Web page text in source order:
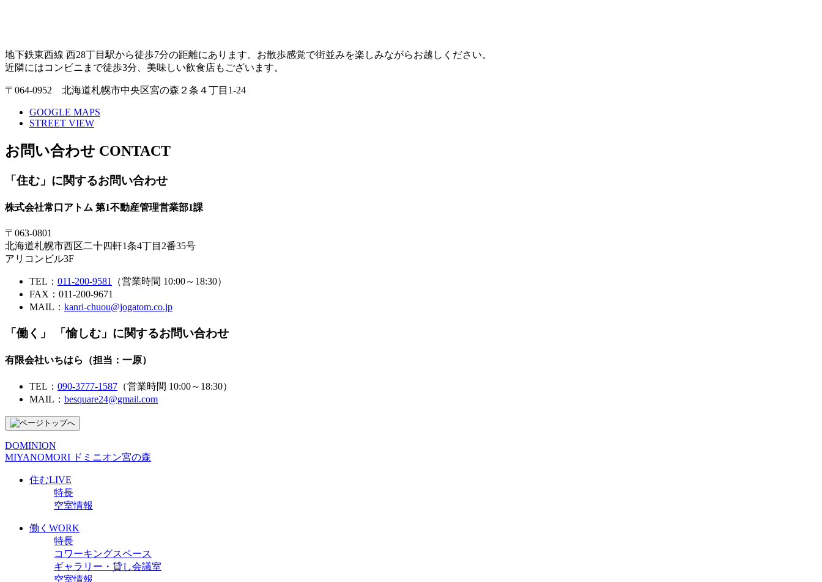
地下鉄東西線 西28丁目駅から徒歩7分の距離にあります。お散歩感覚で街並みを楽しみながらお越しください。
近隣にはコンビニまで徒歩3分、美味しい飲食店もございます。
〒064-0952 北海道札幌市中央区宮の森２条４丁目1-24
GOOGLE MAPS
STREET VIEW
お問い合わせ CONTACT
「住む」 に関するお問い合わせ
株式会社常口アトム 第1不動産管理営業部1課
〒063-0801
北海道札幌市西区二十四軒1条4丁目2番35号
アリコンビル3F
TEL： 011-200-9581
（営業時間 10:00～18:30）
FAX：011-200-9671
MAIL： kanri-chuou@jogatom.co.jp
「働く」 「愉しむ」 に関するお問い合わせ
有限会社いちはら（担当：一原）
TEL： 090-3777-1587 （営業時間 10:00～18:30）
MAIL： besquare24@gmail.com
DOMINION
MIYANOMORI ドミニオン宮の森
住むLIVE
特長
空室情報
働く WORK
特長
コワーキングスペース
ギャラリー・貸し会議室
空室情報